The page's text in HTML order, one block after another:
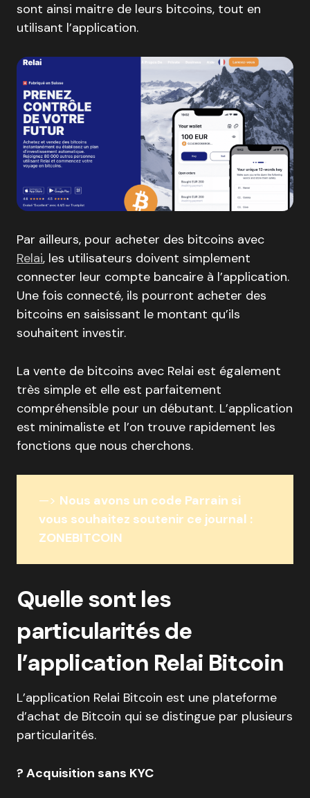
sont ainsi maitre de leurs bitcoins, tout en
utilisant l’application.
Par ailleurs, pour acheter des bitcoins avec
Relai, les utilisateurs doivent simplement
connecter leur compte bancaire à l’application.
Une fois connecté, ils pourront acheter des
bitcoins en saisissant le montant qu’ils
souhaitent investir.
La vente de bitcoins avec Relai est également
très simple et elle est parfaitement
compréhensible pour un débutant. L’application
est minimaliste et l’on trouve rapidement les
fonctions que nous cherchons.
—> Nous avons un code Parrain si
vous souhaitez soutenir ce journal :
ZONEBITCOIN
Quelle sont les
particularités de
l’application Relai Bitcoin
L’application Relai Bitcoin est une plateforme
d’achat de Bitcoin qui se distingue par plusieurs
particularités.
? Acquisition sans KYC